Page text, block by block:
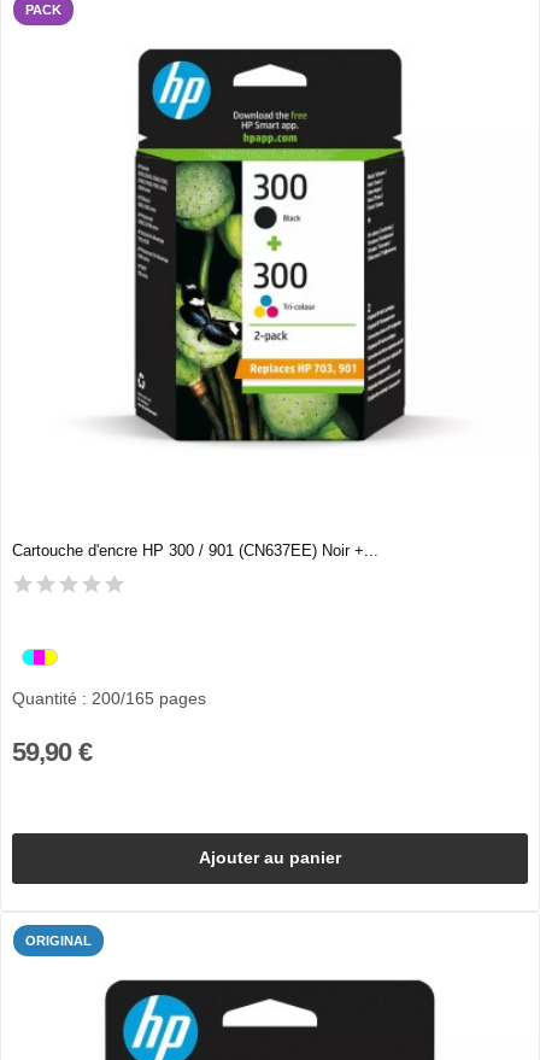
PACK
Cartouche d'encre HP 300 / 901 (CN637EE) Noir +...
Quantité : 200/165 pages
59,90 €
Ajouter au panier
ORIGINAL